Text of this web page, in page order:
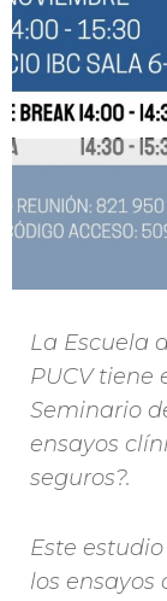
La Escuela
PUCV tiene
Seminario
ensayos
seguros?.
Este
los ensayos